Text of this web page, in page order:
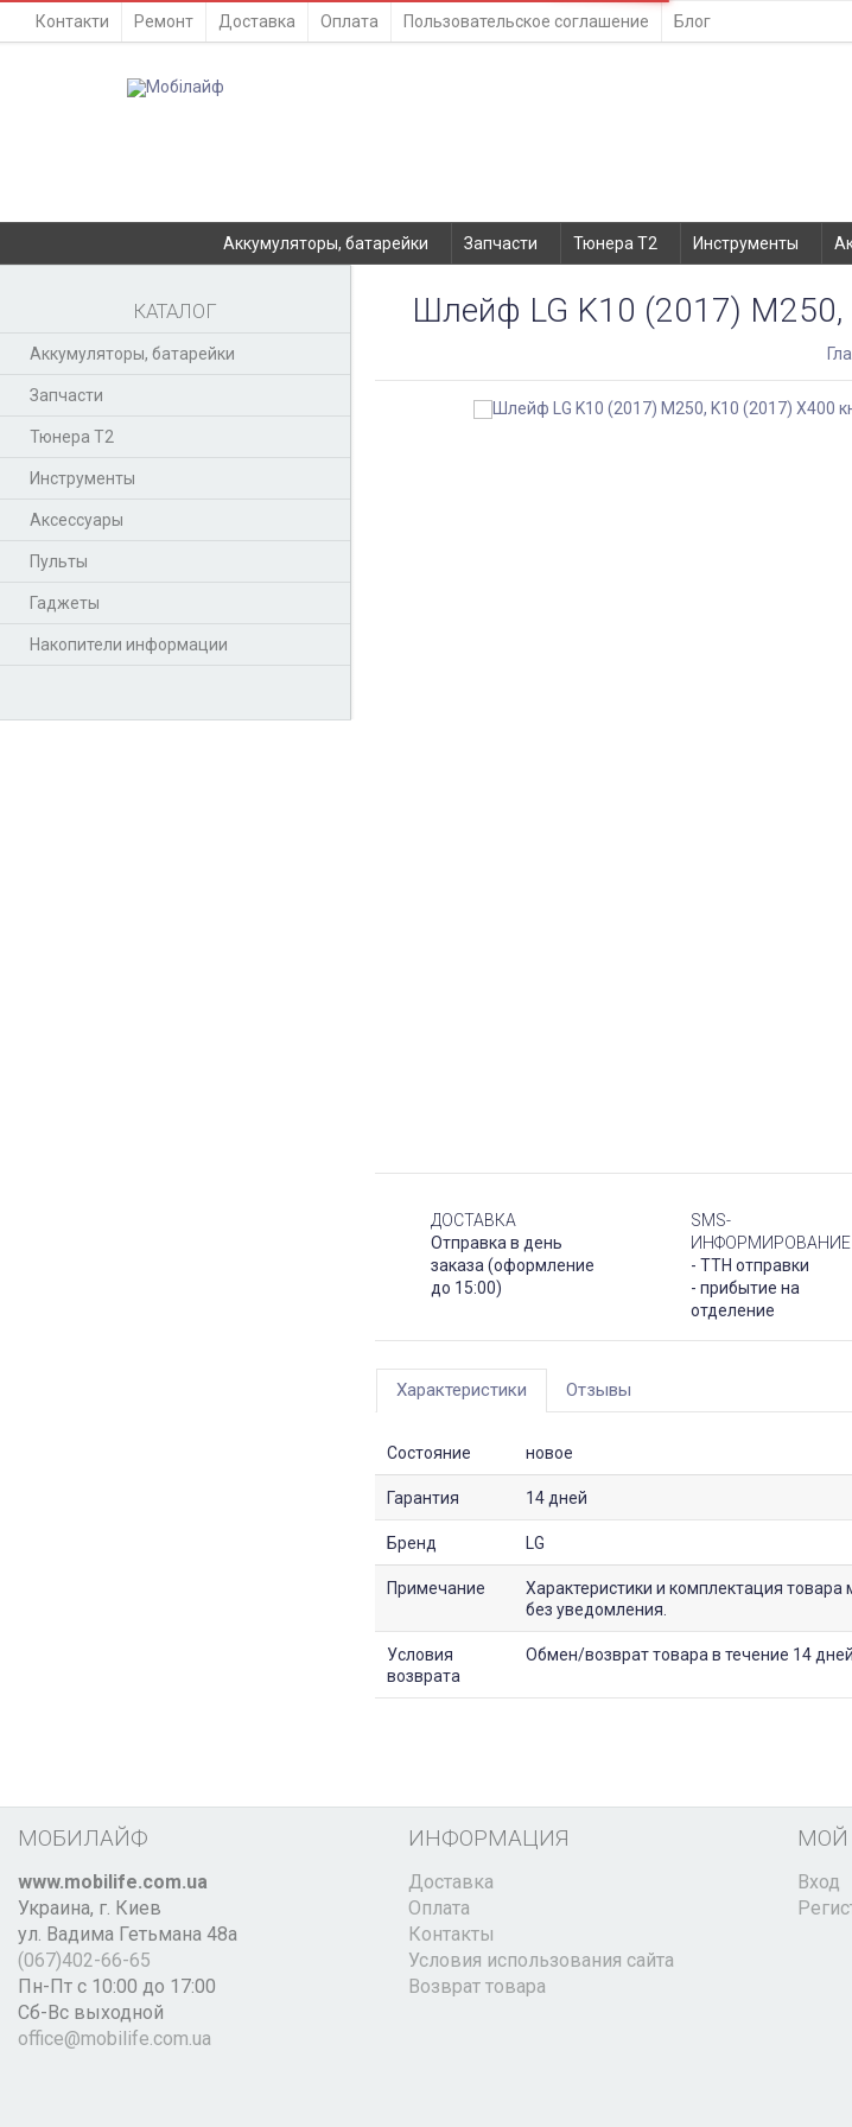
Контакти Ремонт Доставка Оплата Пользовательское соглашение Блог
Аккумуляторы, батарейки Запчасти Тюнера T2 Инструменты
КАТАЛОГ
Аккумуляторы, батарейки
Запчасти
Тюнера T2
Инструменты
Аксессуары
Пульты
Гаджеты
Накопители информации
Шлейф LG K10 (2017)
ДОСТАВКА
Отправка в день
заказа (оформление
до 15:00)
SMS-
ИНФОРМИРОВАНИЕ
- ТТН отправки
- прибытие на
отделение
Характеристики Отзывы
Состояние новое
Гарантия 14 дней
Бренд LG
Примечание
Характеристики и комплектация
без уведомления.
Условия
возврата
Обмен/возврат товара в течение 14
МОБИЛАЙФ
www.mobilife.com.ua
Украина, г. Киев
ул. Вадима Гетьмана 48а
(067)402-66-65
Пн-Пт с 10:00 до 17:00
Сб-Вс выходной
office@mobilife.com.ua
ИНФОРМАЦИЯ
Доставка
Оплата
Контакты
Условия использования сайта
Возврат товара
МОЙ
Вход